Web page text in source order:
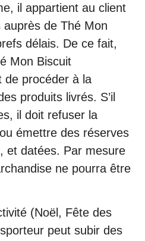
il appartient au client
auprès de Thé Mon
délais. De ce fait,
Mon Biscuit
de procéder à la
produits livrés. S’il
il doit refuser la
émettre des réserves
et datées. Par mesure
ne pourra être
(Noël, Fête des
peut subir des